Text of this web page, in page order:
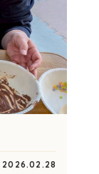
2026.02.28